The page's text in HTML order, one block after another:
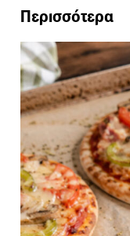
Περισσότερα